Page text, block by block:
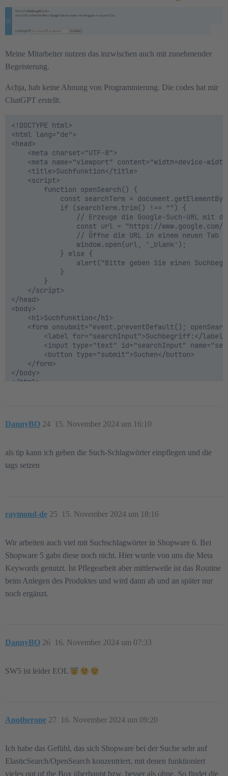
Meine Mitarbeiter nutzen das inzwischen auch mit zunehmender
Begeisterung.
Achja, hab keine Ahnung von Programmierung. Die codes hat mir
ChatGPT erstellt.
<!DOCTYPE html>
<html lang="de">
<head>
    <meta charset="UTF-8">
<meta name="viewport" content="width=device-
    <title>Suchfunktion</title>
    <script>
        function openSearch() {
const searchTerm =
            if (searchTerm.trim() !== "") {
// Erzeuge die Google-Such-URL mit
const url = "https://
// Öffne die URL in einem neuen Tab
                window.open(url, '_blank');
            } else {
alert("Bitte geben Sie einen
            }
        }
    </script>
</head>
<body>
    <h1>Suchfunktion</h1>
<form onsubmit="event.preventDefault();
        <label for="searchInput">Suchbegriff:</label>
<input type="text" id="searchInput"
        <button type="submit">Suchen</button>
    </form>
</body>
</html>
DannyBO 15. November 2024 um 16:10
24
als tip kann ich geben die Such-Schlagwörter einpflegen und die
tags setzen
raymond-de 15. November 2024 um 18:16
25
Wir arbeiten auch viel mit Suchschlagwörter in Shopware 6. Bei
Shopware 5 gabs diese noch nicht. Hier wurde von uns die Meta
Keywords genutzt. Ist Pflegearbeit aber mittlerweile ist das Routine
beim Anlegen des Produktes und wird dann ab und an später nur
noch ergänzt.
DannyBO 16. November 2024 um 07:33
26
SW5 ist leider EOL
Anotherone 16. November 2024 um 09:20
27
Ich habe das Gefühl, das sich Shopware bei der Suche sehr auf
ElasticSearch/OpenSearch konzentriert, mit denen funktioniert
vieles out of the Box überhaupt bzw. besser als ohne. So findet die